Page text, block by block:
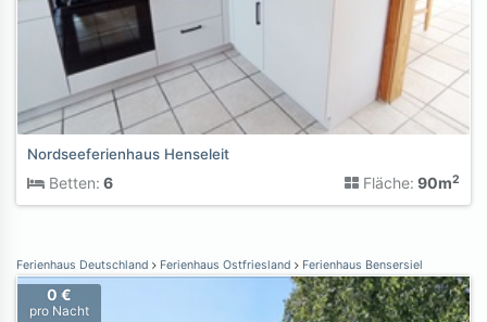
Nordseeferienhaus Henseleit
Betten: 6 Fläche: 90m2
Ferienhaus Deutschland Ferienhaus Ostfriesland Ferienhaus Bensersiel
0 €
pro Nacht